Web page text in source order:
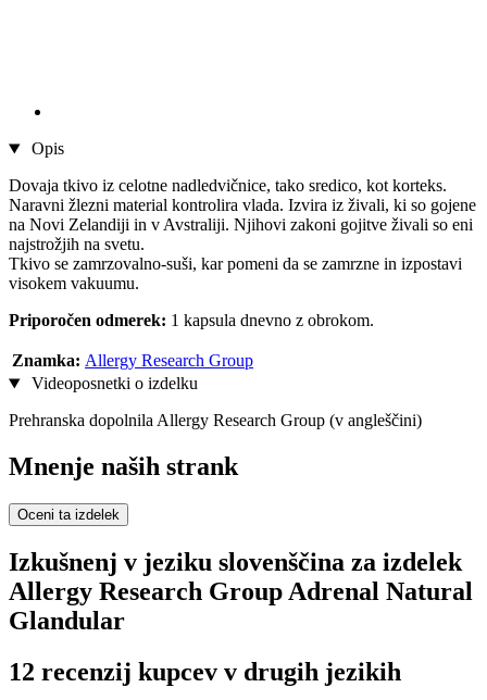
Opis
Dovaja tkivo iz celotne nadledvičnice, tako sredico, kot korteks.
Naravni žlezni material kontrolira vlada. Izvira iz živali, ki so gojene
na Novi Zelandiji in v Avstraliji. Njihovi zakoni gojitve živali so eni
najstrožjih na svetu.
Tkivo se zamrzovalno-suši, kar pomeni da se zamrzne in izpostavi
visokem vakuumu.
Priporočen odmerek: 1 kapsula dnevno z obrokom.
Znamka: Allergy Research Group
Videoposnetki o izdelku
Prehranska dopolnila Allergy Research Group (v angleščini)
Mnenje naših strank
Oceni ta izdelek
Izkušnenj v jeziku slovenščina za izdelek
Allergy Research Group Adrenal Natural
Glandular
12 recenzij kupcev v drugih jezikih